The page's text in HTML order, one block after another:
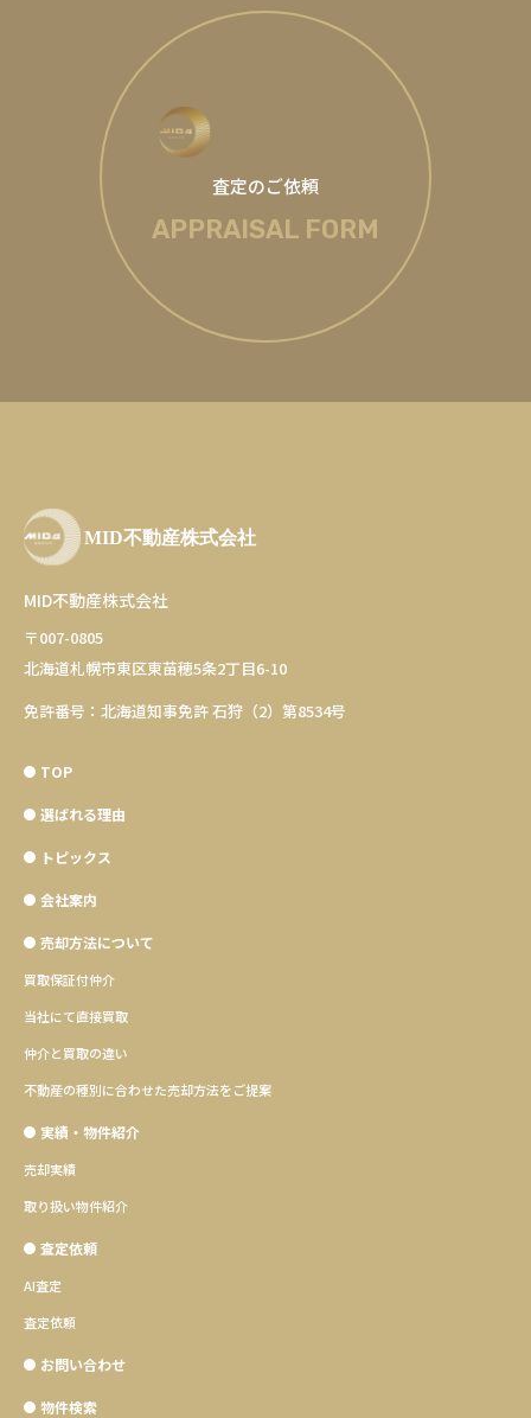
査定のご依頼
APPRAISAL FORM
MID不動産株式会社
〒007-0805
北海道札幌市東区東苗穂5条2丁目6-10
免許番号：北海道知事免許 石狩（2）第8534号
TOP
選ばれる理由
トピックス
会社案内
売却方法について
買取保証付仲介
当社にて直接買取
仲介と買取の違い
不動産の種別に合わせた売却方法をご提案
実績・物件紹介
売却実績
取り扱い物件紹介
査定依頼
AI査定
査定依頼
お問い合わせ
物件検索